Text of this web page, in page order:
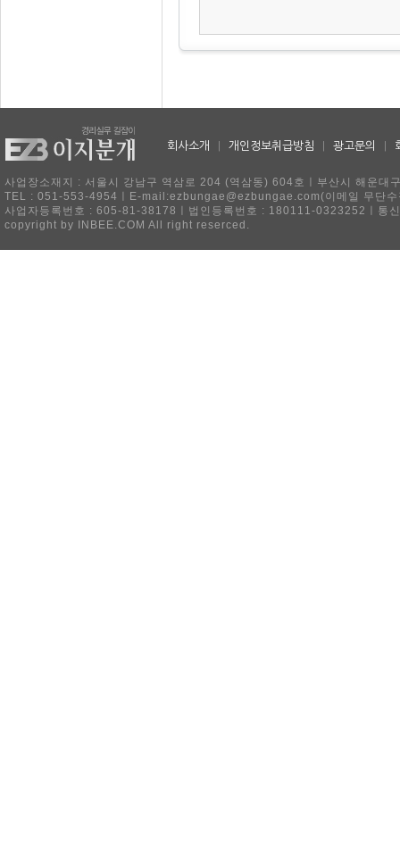
회사소개 개인정보취급방침 광고문의
사업장소재지 : 서울시 강남구 역삼로 204 (역삼동) 604호ㅣ부산시 해운
TEL : 051-553-4954ㅣE-mail:ezbungae@ezbungae.com(이메일 무단수
사업자등록번호 : 605-81-38178ㅣ법인등록번호 : 180111-0323252ㅣ통
copyright by INBEE.COM All right reserced.